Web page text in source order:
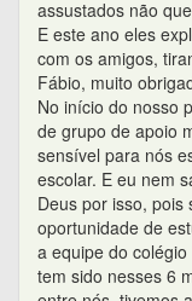
assustados não
E este ano eles
com os amigos,
Fábio, muito
No início do nosso
de grupo de apoio
sensível para nós
escolar. E eu nem
Deus por isso, pois
oportunidade de
a equipe do
tem sido nesses 6